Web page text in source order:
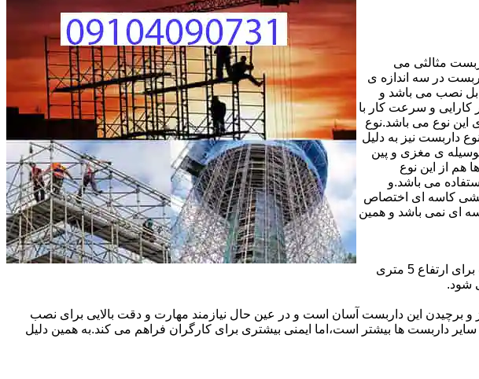
مثالثی می
در سه اندازه ی
قابل نصب می باشد و
از نظر کارایی و سرعت کار با
این نوع می باشد.نوع
داربست نیز به دلیل
ی مغزی و پین
هم از این نوع
می باشد.و
کاسه ای اختصاص
ای نمی باشد و همین
در داربست های خرپا،صفحه ی اصلی کار روی نردبان های متحرک یا سه پایه قرار داده می شود.این داربست برای ارتفاع 5 متری
شود.
این داربست آسان است و در عین حال نیازمند مهارت و دقت بالایی برای نصب
داربست ها بیشتر است،اما ایمنی بیشتری برای کارگران فراهم می کند.به همین دلیل